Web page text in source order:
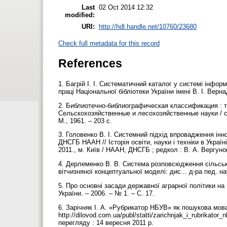
Last
modified:
02 Oct 2014 12:32
URI: http://hdl.handle.net/10760/23680
Check full metadata for this record
References
1. Багрій І. І. Систематичний каталог у системі
праці Національної бібліотеки України імені В. І.
2. Библиотечно-библиографическая классификация
Сельскохозяйственные и лесохозяйственные
М., 1961. – 203 с.
3. Головенко В. І. Системний підхід впровадження
ДНСГБ НААН // Історія освіти, науки і техніки в
2011., м. Київ / НААН, ДНСГБ ; редкол : В. А.
4. Дерлеменко В. В. Система розповсюдження
вітчизняної концептуальної моделі: дис... д-ра пед.
5. Про основні засади державної аграрної політики
України. – 2006. – № 1. – С. 17.
6. Зарічняк І. А. «Рубрикатор НБУВ» як пошукова
http://dilovod.com.ua/publ/statti/
перегляду : 14 вересня 2011 р.